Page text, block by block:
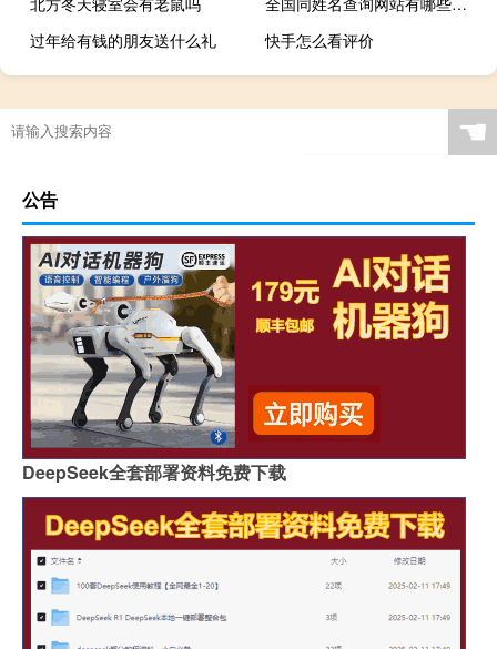
过年给有钱的朋友送什么礼
快手怎么看评价
☚
公告
DeepSeek全套部署资料免费下载